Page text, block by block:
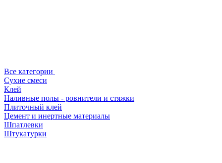
Все категории
Сухие смеси
Клей
Наливные полы - ровнители и стяжки
Плиточный клей
Цемент и инертные материалы
Шпатлевки
Штукатурки